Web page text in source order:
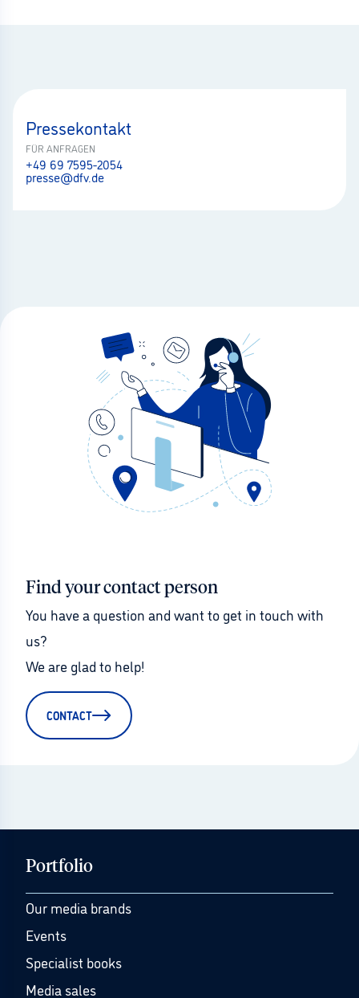
Pressekontakt
FÜR ANFRAGEN
+49 69 7595-2054
presse@dfv.de
Find your contact person
You have a question and want to get in touch with
us?
We are glad to help!
CONTACT
Portfolio
Our media brands
Events
Specialist books
Media sales